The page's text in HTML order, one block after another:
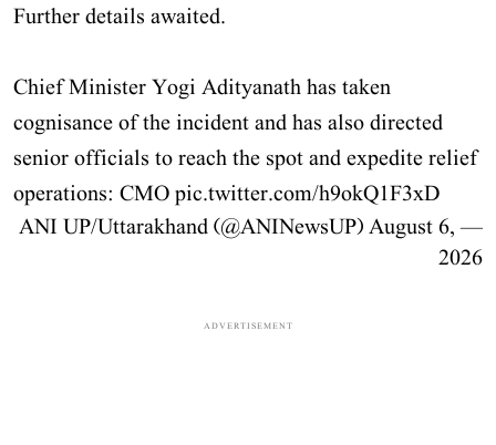
Further details awaited.
Chief Minister Yogi Adityanath has taken
cognisance of the incident and has also directed
senior officials to reach the spot and expedite relief
operations: CMOpic.twitter.com/h9okQ1F3xD
— ANI UP/Uttarakhand (@ANINewsUP)
August 6,
2026
ADVERTISEMENT